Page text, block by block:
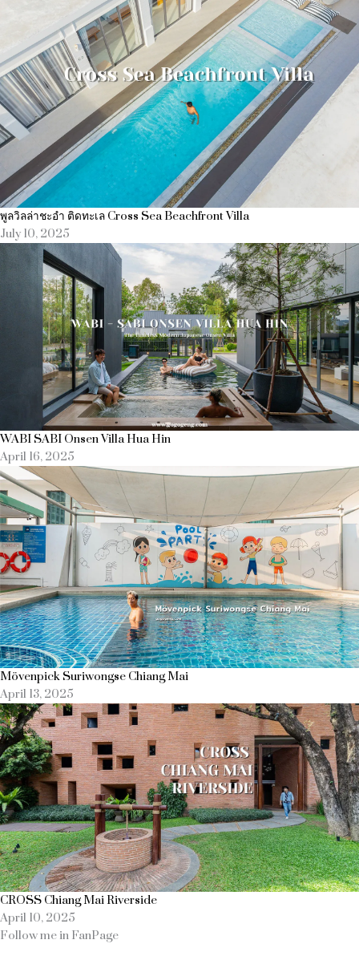
พูลวิลล่าชะอำ ติดทะเล Cross Sea Beachfront Villa
July 10, 2025
WABI SABI Onsen Villa Hua Hin
April 16, 2025
Mövenpick Suriwongse Chiang Mai
April 13, 2025
CROSS Chiang Mai Riverside
April 10, 2025
Follow me in FanPage